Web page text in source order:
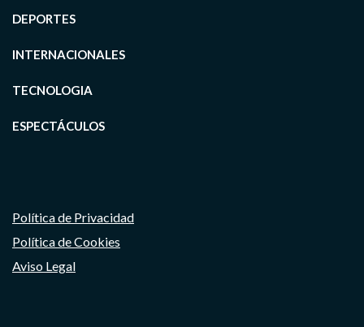
DEPORTES
INTERNACIONALES
TECNOLOGIA
ESPECTÁCULOS
Política de Privacidad
Política de Cookies
Aviso Legal